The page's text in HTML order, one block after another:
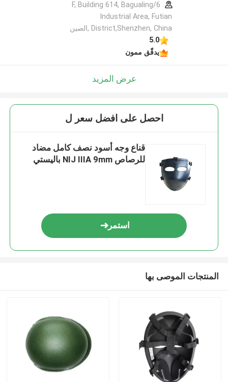
6/F, Building 614, Bagualing
Industrial Area, Futian
District,Shenzhen, China ,الصين
5.0
يدقّق ممون
عرض المزيد
احصل على افضل سعر ل
قناع وجه أسود نصف كامل مضاد
للرصاص NIJ IIIA 9mm باليستي
استمر
المنتجات الموصى بها